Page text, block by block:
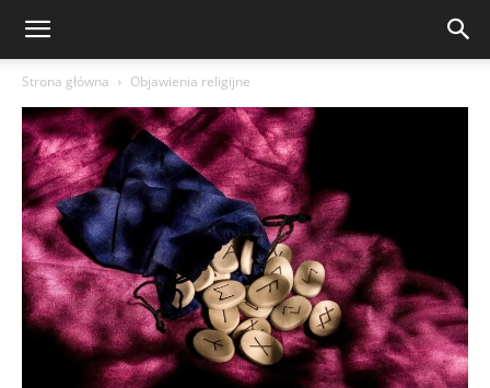
Strona główna Objawienia religijne